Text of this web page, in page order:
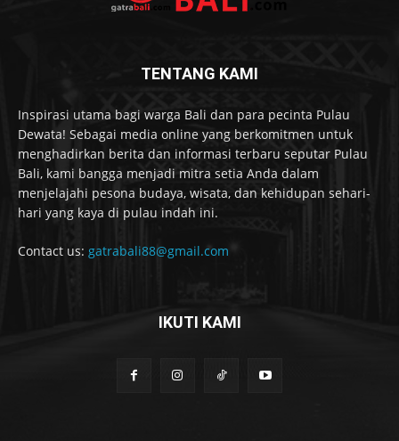
TENTANG KAMI
Inspirasi utama bagi warga Bali dan para pecinta Pulau
Dewata! Sebagai media online yang berkomitmen untuk
menghadirkan berita dan informasi terbaru seputar Pulau
Bali, kami bangga menjadi mitra setia Anda dalam
menjelajahi pesona budaya, wisata, dan kehidupan sehari-
hari yang kaya di pulau indah ini.
Contact us: gatrabali88@gmail.com
IKUTI KAMI